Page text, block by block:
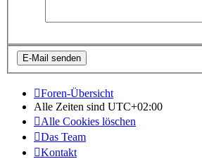
Foren-Übersicht
Alle Zeiten sind UTC+02:00
Alle Cookies löschen
Das Team
Kontakt